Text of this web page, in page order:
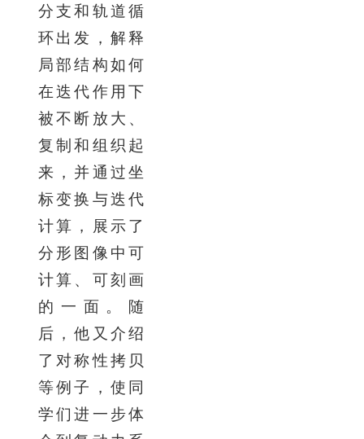
分支和轨道循
环出发，解释
局部结构如何
在迭代作用下
被不断放大、
复制和组织起
来，并通过坐
标变换与迭代
计算，展示了
分形图像中可
计算、可刻画
的一面。随
后，他又介绍
了对称性拷贝
等例子，使同
学们进一步体